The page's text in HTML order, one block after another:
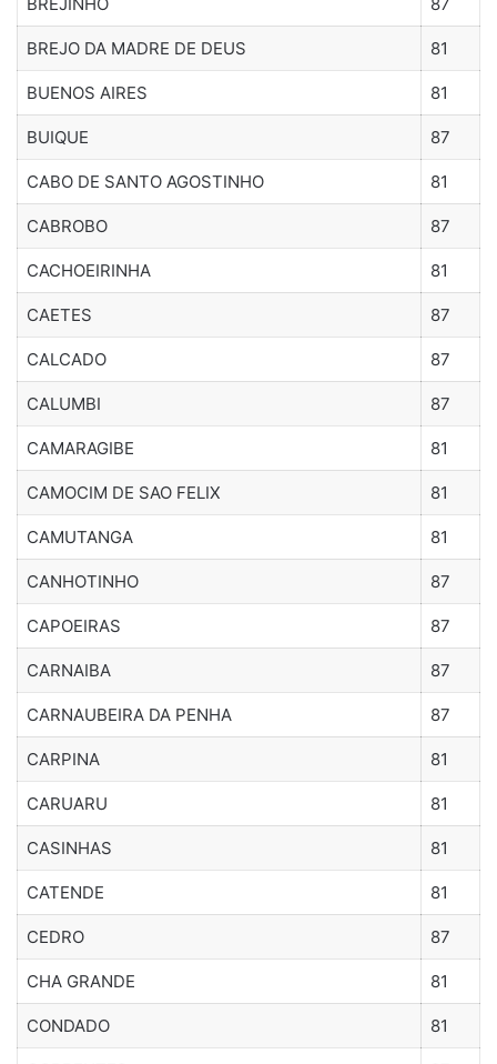
BREJO DA MADRE DE DEUS 81
BUENOS AIRES 81
BUIQUE 87
CABO DE SANTO AGOSTINHO 81
CABROBO 87
CACHOEIRINHA 81
CAETES 87
CALCADO 87
CALUMBI 87
CAMARAGIBE 81
CAMOCIM DE SAO FELIX 81
CAMUTANGA 81
CANHOTINHO 87
CAPOEIRAS 87
CARNAIBA 87
CARNAUBEIRA DA PENHA 87
CARPINA 81
CARUARU 81
CASINHAS 81
CATENDE 81
CEDRO 87
CHA GRANDE 81
CONDADO 81